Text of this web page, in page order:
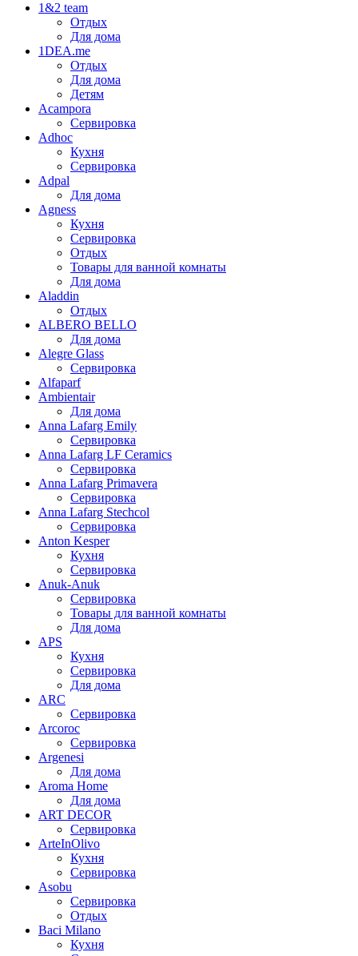
1&2 team
Отдых
Для дома
1DEA.me
Отдых
Для дома
Детям
Acampora
Сервировка
Adhoc
Кухня
Сервировка
Adpal
Для дома
Agness
Кухня
Сервировка
Отдых
Товары для ванной комнаты
Для дома
Aladdin
Отдых
ALBERO BELLO
Для дома
Alegre Glass
Сервировка
Alfaparf
Ambientair
Для дома
Anna Lafarg Emily
Сервировка
Anna Lafarg LF Ceramics
Сервировка
Anna Lafarg Primavera
Сервировка
Anna Lafarg Stechcol
Сервировка
Anton Kesper
Кухня
Сервировка
Anuk-Anuk
Сервировка
Товары для ванной комнаты
Для дома
APS
Кухня
Сервировка
Для дома
ARC
Сервировка
Arcoroc
Сервировка
Argenesi
Для дома
Aroma Home
Для дома
ART DECOR
Сервировка
ArteInOlivo
Кухня
Сервировка
Asobu
Сервировка
Отдых
Baci Milano
Кухня